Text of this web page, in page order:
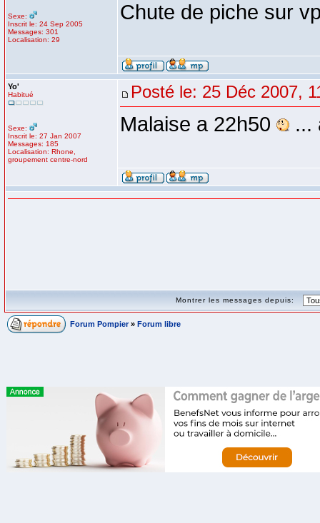
Sexe:
Inscrit le: 24 Sep 2005
Messages: 301
Localisation: 29
Chute de piche sur
Yo'
Habitué
Sexe:
Inscrit le: 27 Jan 2007
Messages: 185
Localisation: Rhone,
groupement centre-nord
Posté le: 25 Déc 2007,
Malaise a 22h50 ...
Montrer les messages depuis:
Forum Pompier » Forum libre